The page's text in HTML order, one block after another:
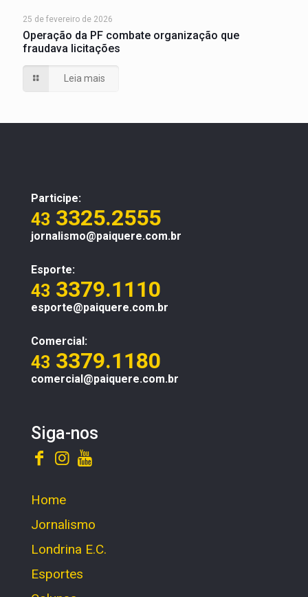
25 de fevereiro de 2026
Operação da PF combate organização que
fraudava licitações
Leia mais
Participe:
43 3325.2555
jornalismo@paiquere.com.br
Esporte:
43 3379.1110
esporte@paiquere.com.br
Comercial:
43 3379.1180
comercial@paiquere.com.br
Siga-nos
Home
Jornalismo
Londrina E.C.
Esportes